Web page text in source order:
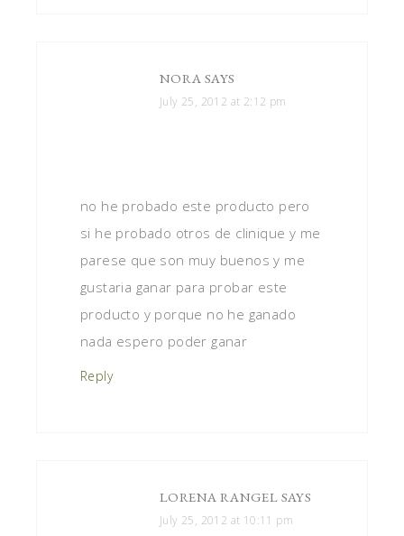
NORA SAYS
July 25, 2012 at 2:12 pm
no he probado este producto pero
si he probado otros de clinique y me
parese que son muy buenos y me
gustaria ganar para probar este
producto y porque no he ganado
nada espero poder ganar
Reply
LORENA RANGEL SAYS
July 25, 2012 at 10:11 pm